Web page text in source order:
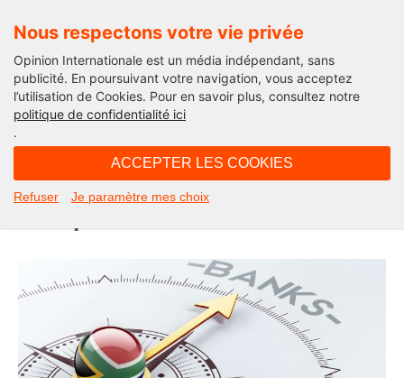
Nous respectons votre vie privée
Opinion Internationale est un média indépendant, sans
publicité. En poursuivant votre navigation, vous acceptez
l’utilisation de Cookies. Pour en savoir plus, consultez notre
politique de confidentialité ici
.
ACCEPTER LES COOKIES
Refuser Je paramètre mes choix
Actualité
Sommet Afrique – France : passer